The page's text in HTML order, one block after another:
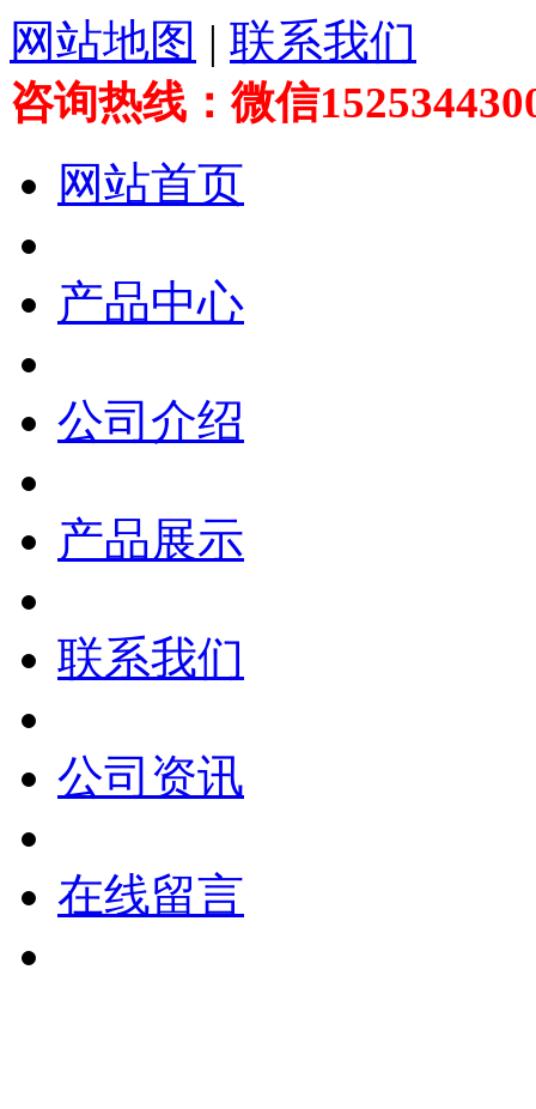
网站地图 | 联系我们
咨询热线：微信
网站首页
产品中心
公司介绍
产品展示
联系我们
公司资讯
在线留言